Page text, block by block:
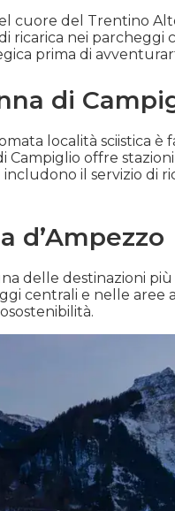
cuore del Trentino
ricarica nei parcheggi
prima di
di
località sciistica è
Campiglio offre
il servizio di
d’Ampezzo
delle destinazioni
centrali e nelle aree